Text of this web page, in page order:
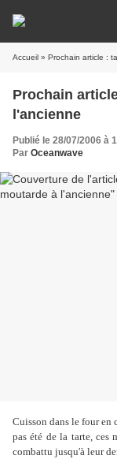
Accueil » Prochain article :
Prochain
l'ancienne
Publié le 28/07/2006 à
Par Oceanwave
Cuisson dans le four en
pas été de la tarte, ces
combattu jusqu'à leur